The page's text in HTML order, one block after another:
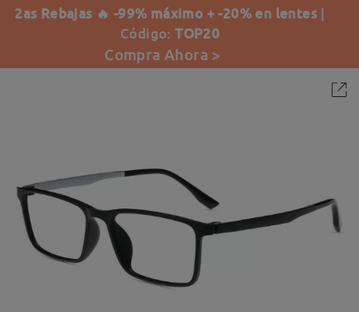
2as Rebajas 🔥 -99% máximo + -20% en lentes |
Código:TOP20
Compra Ahora >